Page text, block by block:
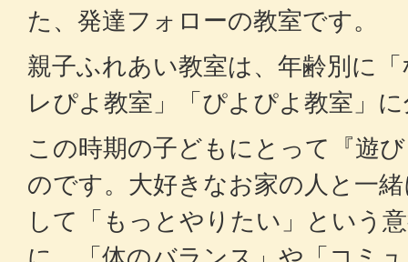
た、発達フォローの教室です。
親子ふれあい教室は、年齢別に
レぴよ教室」「ぴよぴよ教室」
この時期の子どもにとって『遊
のです。大好きなお家の人と一
して「もっとやりたい」という